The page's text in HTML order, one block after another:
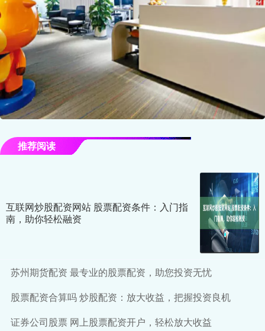
推荐阅读
互联网炒股配资网站 股票配资条件：入门指
南，助你轻松融资
苏州期货配资 最专业的股票配资，助您投资无忧
股票配资合算吗 炒股配资：放大收益，把握投资良机
证券公司股票 网上股票配资开户，轻松放大收益